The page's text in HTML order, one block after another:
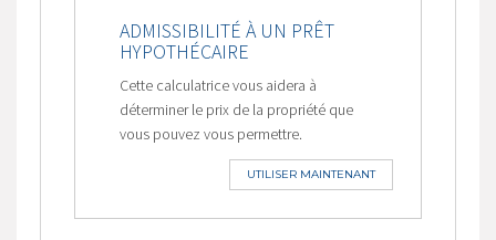
ADMISSIBILITÉ À UN PRÊT
HYPOTHÉCAIRE
Cette calculatrice vous aidera à
déterminer le prix de la propriété que
vous pouvez vous permettre.
UTILISER MAINTENANT